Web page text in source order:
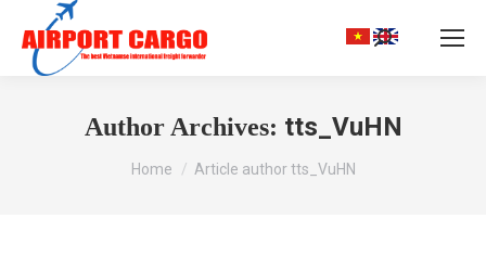
Search:
Author Archives: tts_VuHN
You are here:
Home Article author tts_VuHN